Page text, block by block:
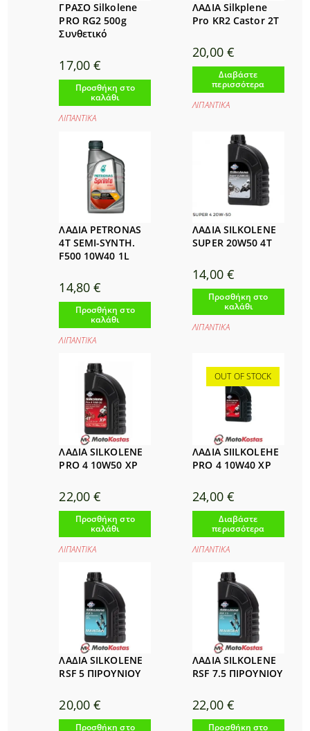
ΓΡΑΣΟ Silkolene
PRO RG2 500g
Συνθετικό
17,00€
Προσθήκη στο
καλάθι
ΛΙΠΑΝΤΙΚΑ
ΛΑΔΙΑ Silkplene
Pro KR2 Castor 2T
20,00 €
Διαβάστε
περισσότερα
ΛΙΠΑΝΤΙΚΑ
ΛΑΔΙΑ PETRONAS
4T SEMI-SYNTH.
F500 10W40 1L
14,80€
Προσθήκη στο
καλάθι
ΛΙΠΑΝΤΙΚΑ
ΛΑΔΙΑ SILKOLENE
SUPER 20W50 4T
14,00 €
Προσθήκη στο
καλάθι
ΛΙΠΑΝΤΙΚΑ
ΛΑΔΙΑ SILKOLENE
PRO 4 10W50 XP
22,00€
Προσθήκη στο
καλάθι
ΛΙΠΑΝΤΙΚΑ
OUT OF STOCK
ΛΑΔΙΑ SIILKOLEHE
PRO 4 10W40 XP
24,00 €
Διαβάστε
περισσότερα
ΛΙΠΑΝΤΙΚΑ
ΛΑΔΙΑ SILKOLENE
RSF 5 ΠΙΡΟΥΝΙΟΥ
20,00€
Προσθήκη στο
ΛΑΔΙΑ SILKOLENE
RSF 7.5 ΠΙΡΟΥΝΙΟΥ
22,00 €
Προσθήκη στο